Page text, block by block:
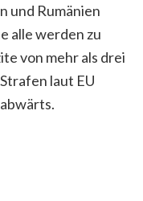
und Rumänien
alle werden zu
von mehr als drei
laut EU